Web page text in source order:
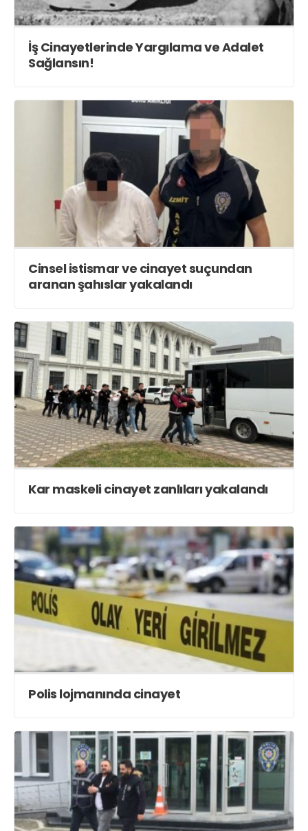
İş Cinayetlerinde Yargılama ve Adalet
Sağlansın!
Cinsel istismar ve cinayet suçundan
aranan şahıslar yakalandı
Kar maskeli cinayet zanlıları yakalandı
Polis lojmanında cinayet